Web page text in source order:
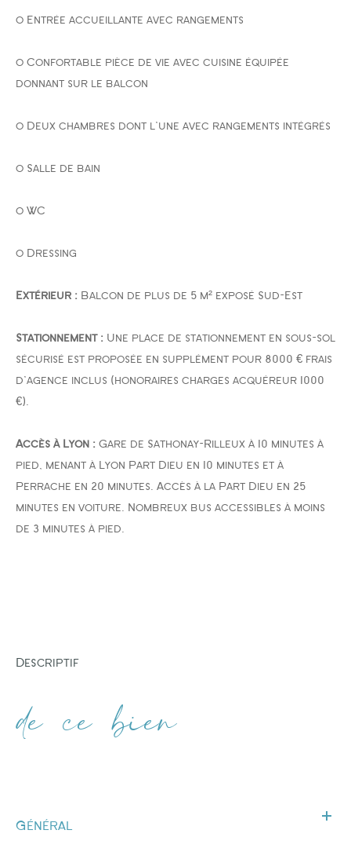
o Entrée accueillante avec rangements
o Confortable pièce de vie avec cuisine équipée
donnant sur le balcon
o Deux chambres dont l'une avec rangements intégrés
o Salle de bain
o WC
o Dressing
Extérieur : Balcon de plus de 5 m² exposé Sud-Est
Stationnement : Une place de stationnement en sous-sol
sécurisé est proposée en supplément pour 8000 € frais
d'agence inclus (honoraires charges acquéreur 1000
€).
Accès à Lyon : Gare de Sathonay-Rilleux à 10 minutes à
pied, menant à Lyon Part Dieu en 10 minutes et à
Perrache en 20 minutes. Accès à la Part Dieu en 25
minutes en voiture. Nombreux bus accessibles à moins
de 3 minutes à pied.
descriptif
de ce bien
Général